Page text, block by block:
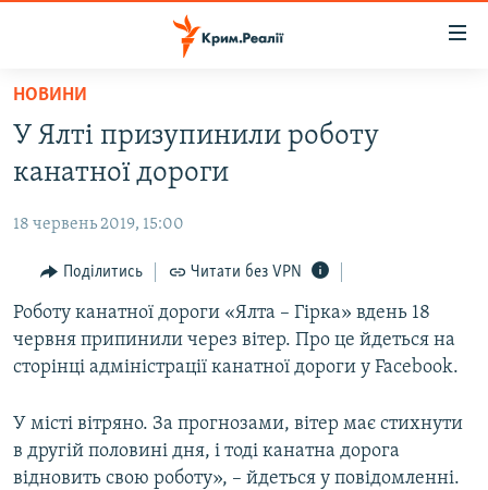
Перейти
основного
матеріалу
до
навігації
Перейти
до
пошуку
ВОДА.КРИМ
ПОЛІТИКА
БЛОГИ
ПОГЛЯД
ІНТЕРВ'Ю
СПЕЦПРОЕКТИ
ЯК ОБІЙТИ БЛОКУВАННЯ
НОВИНИ
У Ялті призупинили роботу
канатної дороги
18 червень 2019, 15:00
Поділитись Читати без VPN
Роботу канатної дороги «Ялта – Гірка» вдень 18
червня припинили через вітер. Про це йдеться на
сторінці адміністрації канатної дороги у Facebook.
У місті вітряно. За прогнозами, вітер має стихнути
в другій половині дня, і тоді канатна дорога
відновить свою роботу», – йдеться у повідомленні.